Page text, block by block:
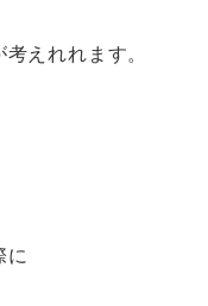
えれれます。
に